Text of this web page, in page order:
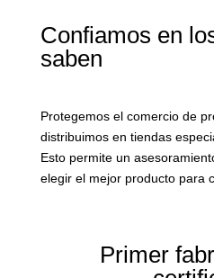
Confiamos en
saben
Protegemos el comercio de
distribuimos en tiendas
Esto permite un
elegir el mejor producto para
Primer